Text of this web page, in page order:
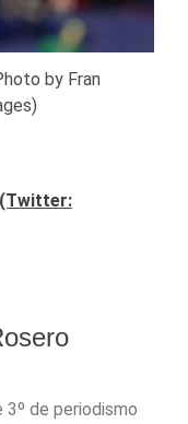
by Fran
(Twitter:
3º de periodismo